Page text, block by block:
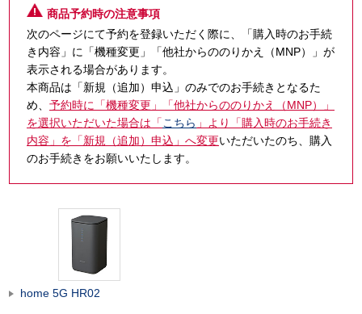
商品予約時の注意事項
次のページにて予約を登録いただく際に、「購入時のお手続
き内容」に「機種変更」「他社からののりかえ（MNP）」が
表示される場合があります。
本商品は「新規（追加）申込」のみでのお手続きとなるた
め、 予約時に「機種変更」「他社からののりかえ（MNP）」
を選択いただいた場合は「 こちら 」より「購入時のお手続き
内容」を「新規（追加）申込」へ変更いただいたのち、購入
のお手続きをお願いいたします。
home 5G HR02